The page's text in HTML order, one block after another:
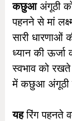
कछुआअंगूठी
पहनने से मां
सारी धारणाओं
ध्यान की
स्वभाव को
में कछुआ अंगूठी
यहरिंग पहनते